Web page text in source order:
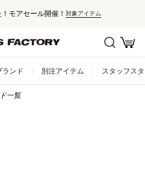
モアセール開催！ 対象アイテム
ランド 別注アイテム スタッフス
一覧